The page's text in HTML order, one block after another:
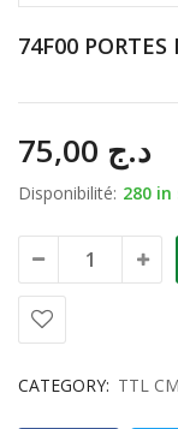
74F00
د.ج
Disponibilité: 280
CATEGORY: TTL